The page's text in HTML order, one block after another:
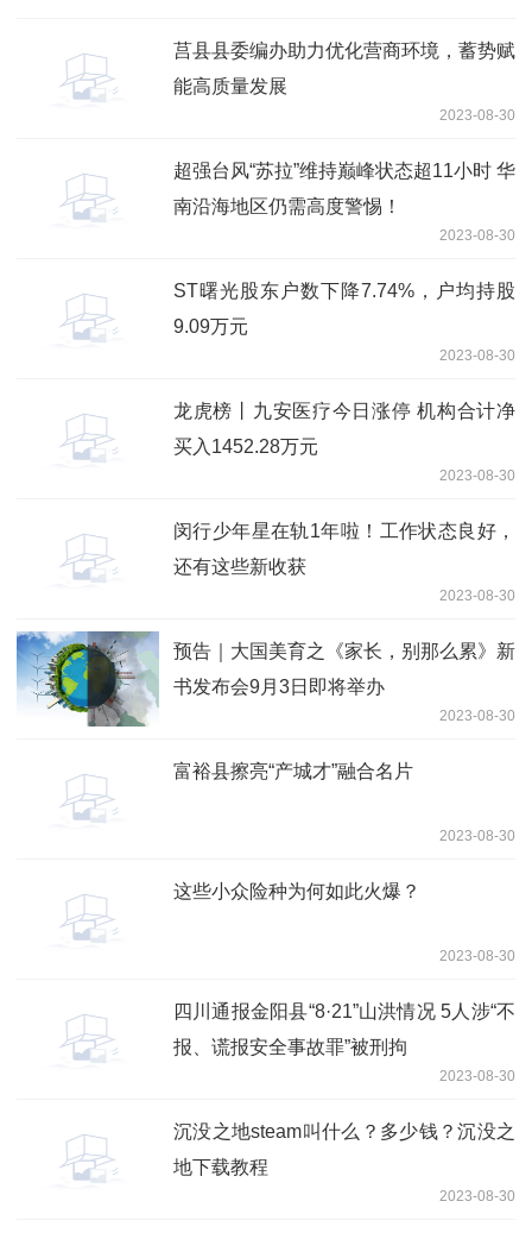
莒县县委编办助力优化营商环境，蓄势赋
能高质量发展
2023-08-30
超强台风“苏拉”维持巅峰状态超11小时 华
南沿海地区仍需高度警惕！
2023-08-30
ST曙光股东户数下降7.74%，户均持股
9.09万元
2023-08-30
龙虎榜丨九安医疗今日涨停 机构合计净
买入1452.28万元
2023-08-30
闵行少年星在轨1年啦！工作状态良好，
还有这些新收获
2023-08-30
预告｜大国美育之《家长，别那么累》新
书发布会9月3日即将举办
2023-08-30
富裕县擦亮“产城才”融合名片
2023-08-30
这些小众险种为何如此火爆？
2023-08-30
四川通报金阳县“8·21”山洪情况 5人涉“不
报、谎报安全事故罪”被刑拘
2023-08-30
沉没之地steam叫什么？多少钱？沉没之
地下载教程
2023-08-30